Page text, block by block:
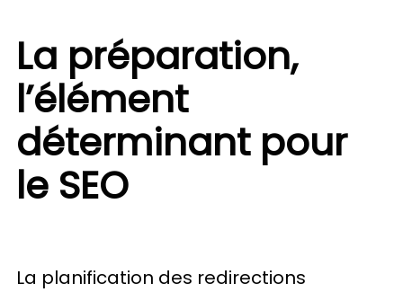
La préparation,
l’élément
déterminant pour
le SEO
La planification des redirections